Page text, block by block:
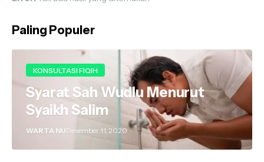
Paling Populer
KONSULTASI FIQIH
Syarat Sah Wudlu Menurut
Syaikh Salim
WARTA NUDesember 11, 2020